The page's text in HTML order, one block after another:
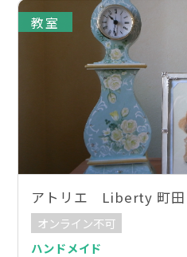
教室
アトリエ Liberty 町田
オンライン不可
ハンドメイド